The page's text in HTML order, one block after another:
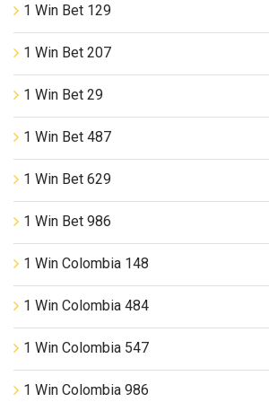
1 Win Bet 129
1 Win Bet 207
1 Win Bet 29
1 Win Bet 487
1 Win Bet 629
1 Win Bet 986
1 Win Colombia 148
1 Win Colombia 484
1 Win Colombia 547
1 Win Colombia 986